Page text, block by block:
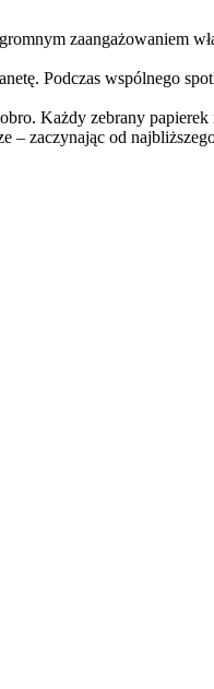
zaangażowaniem
Podczas wspólnego
Każdy zebrany papierek
– zaczynając od